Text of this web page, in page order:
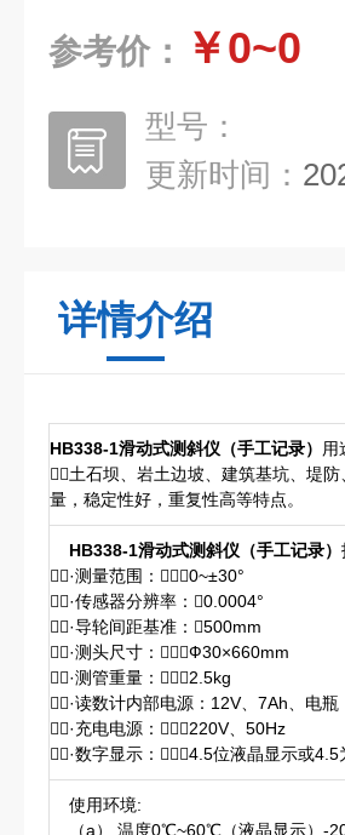
参考价： ￥0~0
型号：
更新时间：
详情介绍
HB338-1滑动式测斜仪（手工记录）
用
土石坝、岩土边坡、建筑基坑、堤
量，稳定性好，重复性高等特点。
HB338-1滑动式测斜仪（手工记录）
·测量范围：0~±30°
·传感器分辨率：0.0004°
·导轮间距基准：500mm
·测头尺寸：Ф30×660mm
·测管重量：2.5kg
·读数计内部电源：12V、7Ah、电瓶
·充电电源：220V、50Hz
·数字显示：4.5位液晶显示或
使用环境:
（a） 温度0℃~60℃（液晶显示）-